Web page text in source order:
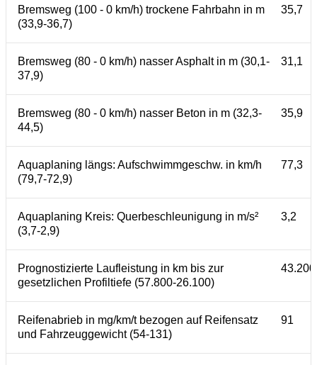
Bremsweg (100 - 0 km/h) trockene Fahrbahn in m
(33,9-36,7)
35,7
Bremsweg (80 - 0 km/h) nasser Asphalt in m (30,1-
37,9)
31,1
Bremsweg (80 - 0 km/h) nasser Beton in m (32,3-
44,5)
35,9
Aquaplaning längs: Aufschwimmgeschw. in km/h
(79,7-72,9)
77,3
Aquaplaning Kreis: Querbeschleunigung in m/s²
(3,7-2,9)
3,2
Prognostizierte Laufleistung in km bis zur
gesetzlichen Profiltiefe (57.800-26.100)
43.200
Reifenabrieb in mg/km/t bezogen auf Reifensatz
und Fahrzeuggewicht (54-131)
91